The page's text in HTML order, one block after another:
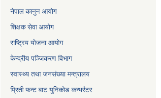
नेपाल कानुन आयोग
शिक्षक सेवा आयोग
राष्ट्रिय योजना आयोग
केन्द्रीय पञ्जिकरण विभाग
स्वास्थ्य तथा जनसंख्या मन्त्रालय
प्रिती फन्ट बाट युनिकोड कन्भर्रटर